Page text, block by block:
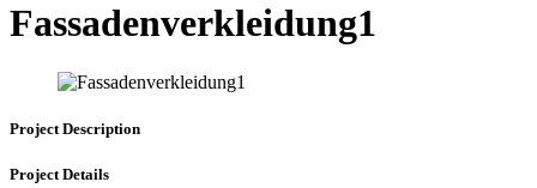
Fassadenverkleidung1
Project Description
Project Details